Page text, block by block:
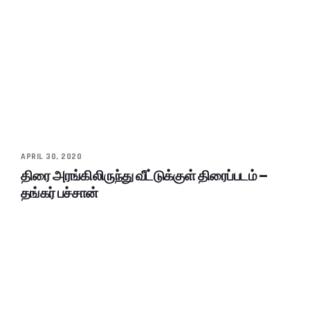
APRIL 30, 2020
திரை அரங்கிலிருந்து வீட்டுக்குள் திரைப்படம் –
தங்கர் பச்சான்